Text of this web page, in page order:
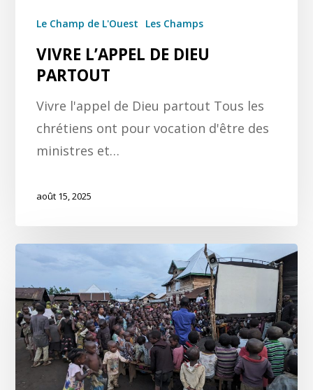
Le Champ de L'Ouest Les Champs
VIVRE L’APPEL DE DIEU
PARTOUT
Vivre l'appel de Dieu partout Tous les
chrétiens ont pour vocation d'être des
ministres et…
août 15, 2025